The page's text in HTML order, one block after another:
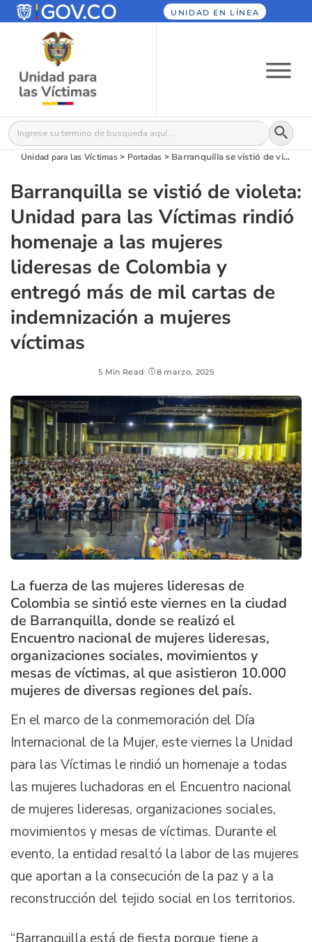
UNIDAD EN LÍNEA
Buscar: Botón
Unidad para las Víctimas> Portadas > Barranquilla se vistió de violeta: Unidad para las Víctimas rindió homenaje a las mujeres lideresas de Colombia y entregó más de mil cartas de indemnización a mujeres víctimas
Barranquilla se vistió de violeta:
Unidad para las Víctimas rindió
homenaje a las mujeres
lideresas de Colombia y
entregó más de mil cartas de
indemnización a mujeres
víctimas
5 Min Read 8 marzo, 2025
La fuerza de las mujeres lideresas de
Colombia se sintió este viernes en la ciudad
de Barranquilla, donde se realizó el
Encuentro nacional de mujeres lideresas,
organizaciones sociales, movimientos y
mesas de víctimas, al que asistieron 10.000
mujeres de diversas regiones del país.
En el marco de la conmemoración del Día
Internacional de la Mujer, este viernes la Unidad
para las Víctimas le rindió un homenaje a todas
las mujeres luchadoras en el Encuentro nacional
de mujeres lideresas, organizaciones sociales,
movimientos y mesas de víctimas. Durante el
evento, la entidad resaltó la labor de las mujeres
que aportan a la consecución de la paz y a la
reconstrucción del tejido social en los territorios.